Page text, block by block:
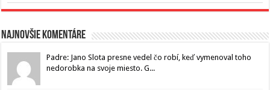
Najnovšie komentáre
Padre: Jano Slota presne vedel čo robí, keď vymenoval toho
nedorobka na svoje miesto. G...